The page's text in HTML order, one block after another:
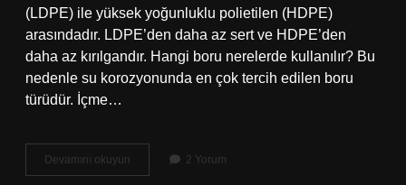
(LDPE) ile yüksek yoğunluklu polietilen (HDPE)
arasındadır. LDPE’den daha az sert ve HDPE’den
daha az kırılgandır. Hangi boru nerelerde kullanılır? Bu
nedenle su korozyonunda en çok tercih edilen boru
türüdür. İçme…
Devamını okuyun
Tipleri
2 Yorum